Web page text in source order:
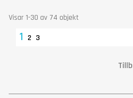
Visar 1-30 av 74 objekt
1 2 3